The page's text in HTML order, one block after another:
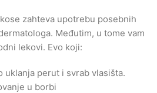
zahteva upotrebu posebnih
Međutim, u tome vam
lekovi. Evo koji:
uklanja perut i svrab vlasišta.
u borbi